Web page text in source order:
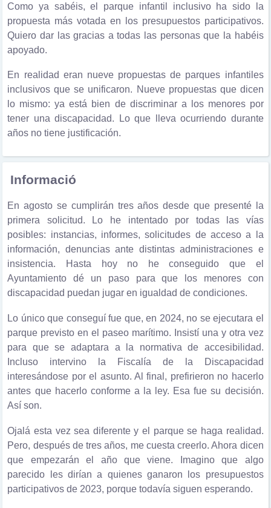
Como ya sabéis, el parque infantil inclusivo ha sido la
propuesta más votada en los presupuestos participativos.
Quiero dar las gracias a todas las personas que la habéis
apoyado.
En realidad eran nueve propuestas de parques infantiles
inclusivos que se unificaron. Nueve propuestas que dicen
lo mismo: ya está bien de discriminar a los menores por
tener una discapacidad. Lo que lleva ocurriendo durante
años no tiene justificación.
Informació
En agosto se cumplirán tres años desde que presenté la
primera solicitud. Lo he intentado por todas las vías
posibles: instancias, informes, solicitudes de acceso a la
información, denuncias ante distintas administraciones e
insistencia. Hasta hoy no he conseguido que el
Ayuntamiento dé un paso para que los menores con
discapacidad puedan jugar en igualdad de condiciones.
Lo único que conseguí fue que, en 2024, no se ejecutara el
parque previsto en el paseo marítimo. Insistí una y otra vez
para que se adaptara a la normativa de accesibilidad.
Incluso intervino la Fiscalía de la Discapacidad
interesándose por el asunto. Al final, prefirieron no hacerlo
antes que hacerlo conforme a la ley. Esa fue su decisión.
Así son.
Ojalá esta vez sea diferente y el parque se haga realidad.
Pero, después de tres años, me cuesta creerlo. Ahora dicen
que empezarán el año que viene. Imagino que algo
parecido les dirían a quienes ganaron los presupuestos
participativos de 2023, porque todavía siguen esperando.